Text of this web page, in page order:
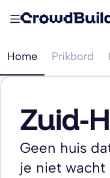
Home Prikbord
Zuid-
Geen huis
je niet wacht